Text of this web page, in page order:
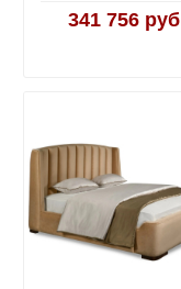
341 756 руб